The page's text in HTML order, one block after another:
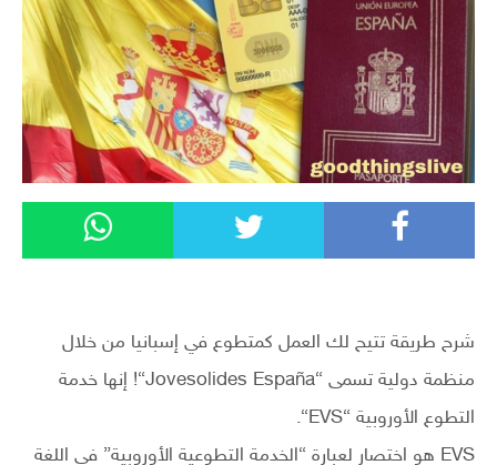
شرح طريقة تتيح لك العمل كمتطوع في إسبانيا من خلال
منظمة دولية تسمى “Jovesolides España“! إنها خدمة
التطوع الأوروبية “EVS“.
EVS هو اختصار لعبارة “الخدمة التطوعية الأوروبية” في اللغة